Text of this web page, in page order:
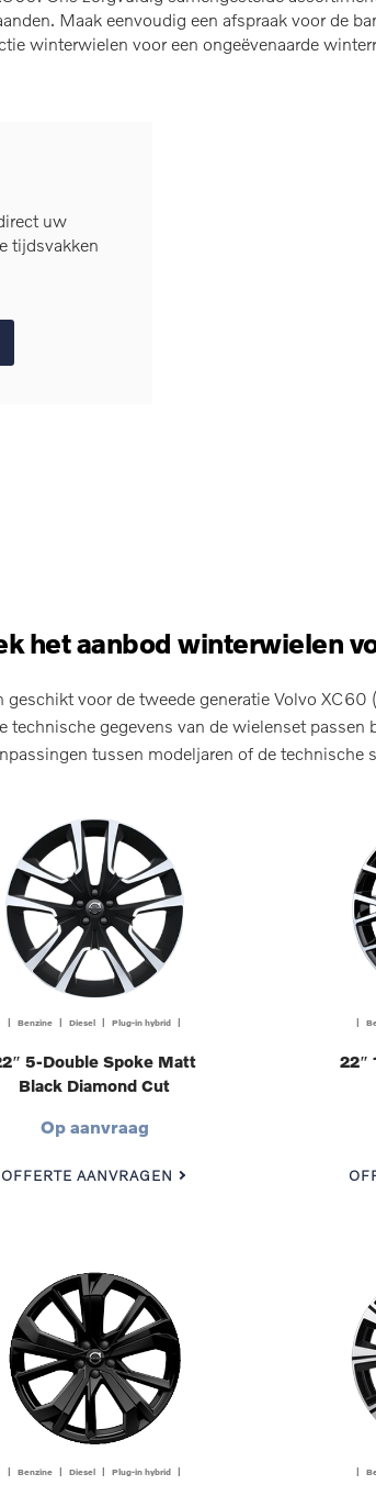
Maak eenvoudig een afspraak voor de
winterwielen voor een ongeëvenaarde
uw
tijdsvakken
het aanbod winterwielen
voor de tweede generatie Volvo
technische gegevens van de wielenset
tussen modeljaren of de
| Benzine | Diesel | Plug-in hybrid |
5-Double Spoke Matt
Black Diamond Cut
Op aanvraag
OFFERTE AANVRAGEN
|
22″
| Benzine | Diesel | Plug-in hybrid | |